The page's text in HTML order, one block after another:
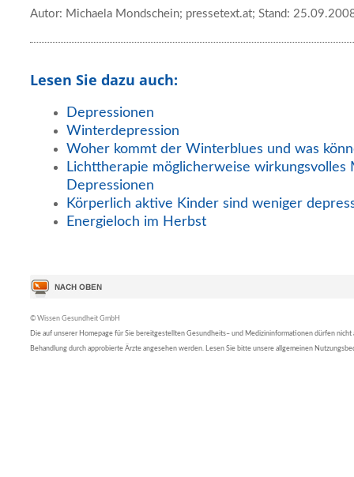
Autor: Michaela Mondschein; pressetext.at; Stand:
Lesen Sie dazu auch:
Depressionen
Winterdepression
Woher kommt der Winterblues und was
Lichttherapie möglicherweise wirkungsvolles
Depressionen
Körperlich aktive Kinder sind weniger
Energieloch im Herbst
© Wissen Gesundheit GmbH
Die auf unserer Homepage für Sie bereitgestellten Gesundheits– und Medizininformationen dürfen nicht
Behandlung durch approbierte Ärzte angesehen werden. Lesen Sie bitte unsere allgemeinen